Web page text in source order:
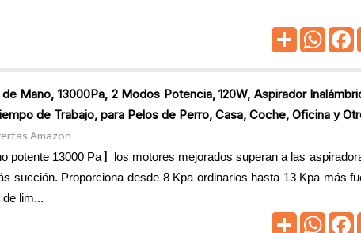
Mano, 13000Pa, 2 Modos Potencia, 120W, Aspirador
de Trabajo, para Pelos de Perro, Casa, Coche, Oficina y
Amazon
potente 13000 Pa】los motores mejorados superan a las
succión. Proporciona desde 8 Kpa ordinarios hasta 13 Kpa más
lim...